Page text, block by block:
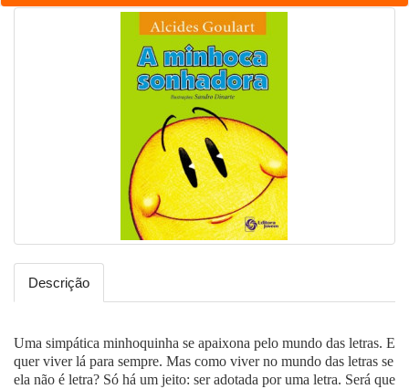
Descrição
Uma simpática minhoquinha se apaixona pelo mundo das letras. E
quer viver lá para sempre. Mas como viver no mundo das letras se
ela não é letra? Só há um jeito: ser adotada por uma letra. Será que